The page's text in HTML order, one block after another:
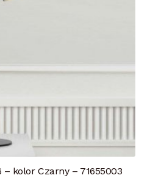
– kolor Czarny – 71655003